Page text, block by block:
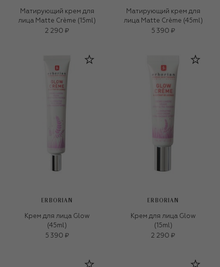
Матирующий крем для
лица Matte Crème (15ml)
2 290 ₽
Матирующий крем для
лица Matte Crème (45ml)
5 390 ₽
ERBORIAN
Крем для лица Glow
(45ml)
5 390 ₽
ERBORIAN
Крем для лица Glow
(15ml)
2 290 ₽